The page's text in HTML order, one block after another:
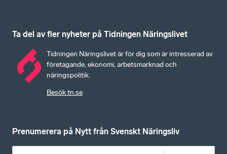
Ta del av fler nyheter på Tidningen Näringslivet
Tidningen Näringslivet är för dig som är intresserad av
företagande, ekonomi, arbetsmarknad och
näringspolitik.
Besök tn.se
Prenumerera på Nytt från Svenskt Näringsliv